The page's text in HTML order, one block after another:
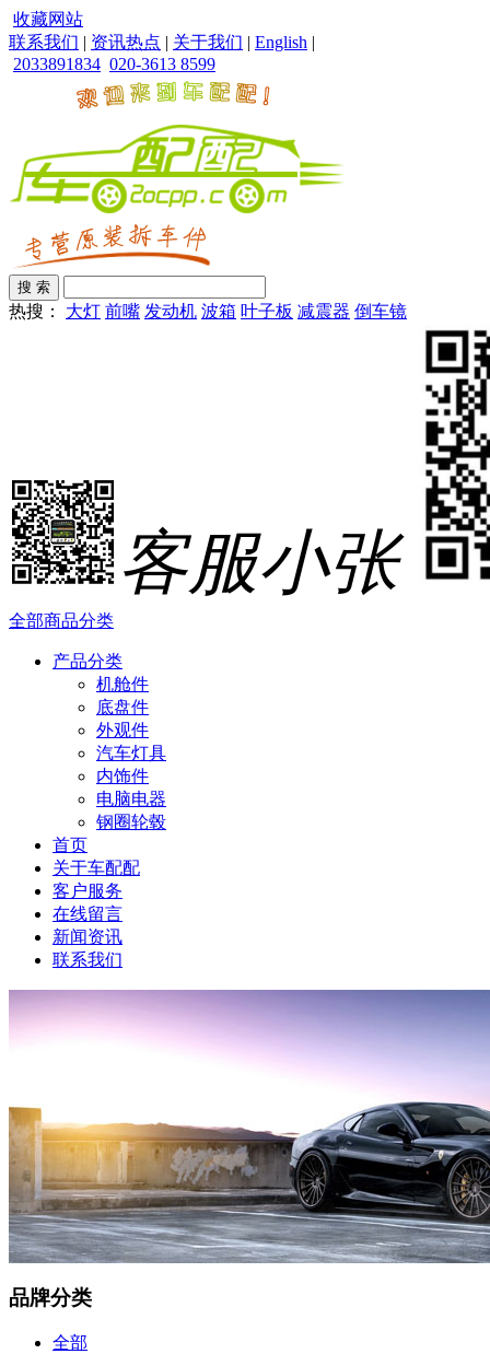
收藏网站
联系我们 | 资讯热点 | 关于我们 | English |
2033891834 020-3613 8599
热搜： 大灯 前嘴 发动机 波箱 叶子板 减震器 倒车镜
客服小张
全部商品分类
产品分类
机舱件
底盘件
外观件
汽车灯具
内饰件
电脑电器
钢圈轮毂
首页
关于车配配
客户服务
在线留言
新闻资讯
联系我们
品牌分类
全部